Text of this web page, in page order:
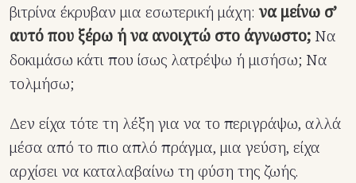
βιτρίνα έκρυβαν μια εσωτερική μάχη:να μείνω σ’
αυτό που ξέρω ή να ανοιχτώ στο άγνωστο; Να
δοκιμάσω κάτι που ίσως λατρέψω ή μισήσω; Να
τολμήσω;
Δεν είχα τότε τη λέξη για να το περιγράψω, αλλά
μέσα από το πιο απλό πράγμα, μια γεύση, είχα
αρχίσει να καταλαβαίνω τη φύση της ζωής.